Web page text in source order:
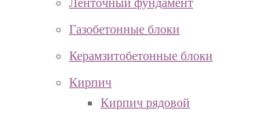
Газобетонные блоки
Керамзитобетонные блоки
Кирпич
Кирпич рядовой